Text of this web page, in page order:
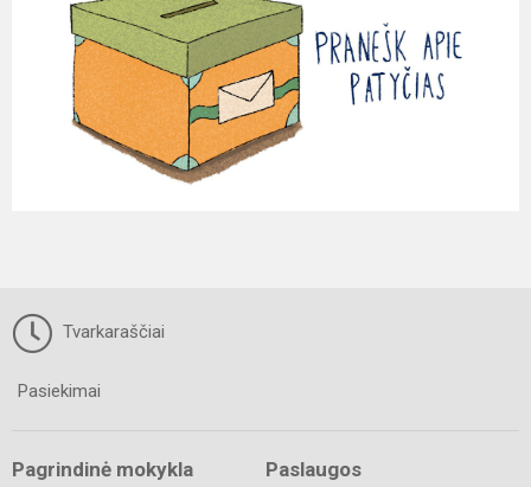
Tvarkaraščiai
Pasiekimai
Pagrindinė mokykla Paslaugos